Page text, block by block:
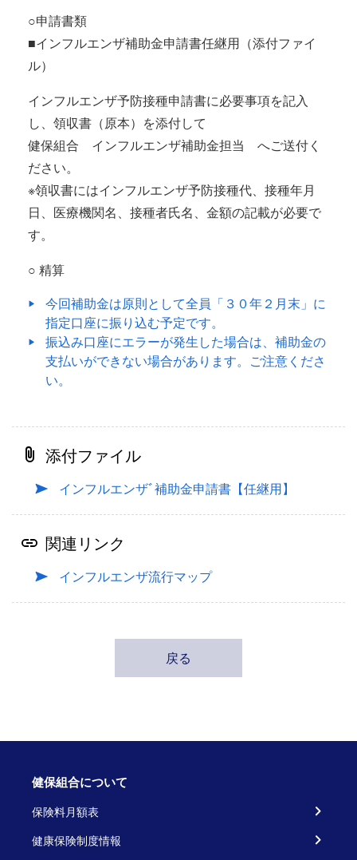
○申請書類
■インフルエンザ補助金申請書任継用（添付ファイ
ル）
インフルエンザ予防接種申請書に必要事項を記入
し、領収書（原本）を添付して
健保組合 インフルエンザ補助金担当 へご送付く
ださい。
※領収書にはインフルエンザ予防接種代、接種年月
日、医療機関名、接種者氏名、金額の記載が必要で
す。
○ 精算
今回補助金は原則として全員「３０年２月末」に
指定口座に振り込む予定です。
振込み口座にエラーが発生した場合は、補助金の
支払いができない場合があります。ご注意くださ
い。
添付ファイル
インフルエンザﾞ補助金申請書【任継用】
関連リンク
インフルエンザ流行マップ
戻る
健保組合について
保険料月額表
健康保険制度情報